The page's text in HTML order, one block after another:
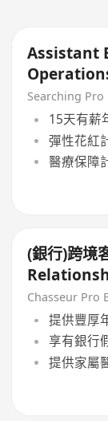
Assistant
務公司
Searching
15天有薪
彈性花紅
醫療保障
(銀行)跨境
50k+)
Chasseur Pro
提供豐厚
享有銀行
提供家屬